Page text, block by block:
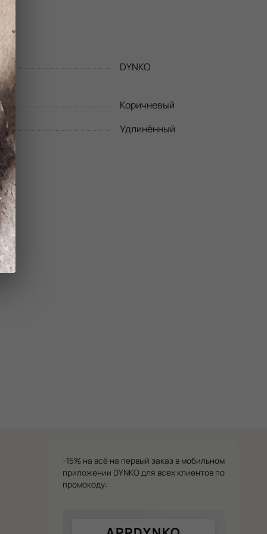
DYNKO
Коричневый
Удлинённый
-15% на всё на первый заказ в мобильном
приложении DYNKO для всех клиентов по
промокоду: